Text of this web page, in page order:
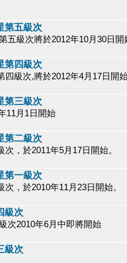
第五級次
五級次將於2012年10月30日開
第四級次
四級次,將於2012年4月17日開
第三級次
11月1日開始
第二級次
，於2011年5月17日開始。
第一級次
，於2010年11月23日開始。
級次
次2010年6月中即將開始
級次